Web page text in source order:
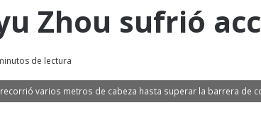
Zhou sufrió
de lectura
varios metros de cabeza hasta superar la barrera de